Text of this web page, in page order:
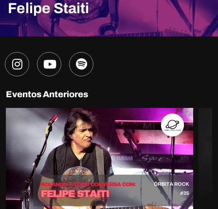
Felipe Staiti
Eventos Anteriores